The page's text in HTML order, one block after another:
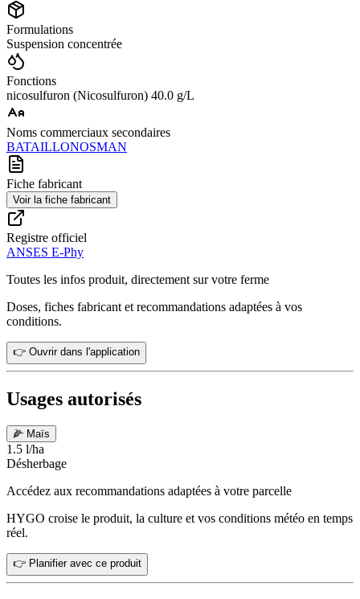
Formulations
Suspension concentrée
Fonctions
nicosulfuron (Nicosulfuron) 40.0 g/L
Noms commerciaux secondaires
BATAILLONOSMAN
Fiche fabricant
Voir la fiche fabricant
Registre officiel
ANSES E-Phy
Toutes les infos produit, directement sur votre ferme
Doses, fiches fabricant et recommandations adaptées à vos
conditions.
👉 Ouvrir dans l'application
Usages autorisés
🌽 Maïs
1.5 l/ha
Désherbage
Accédez aux recommandations adaptées à votre parcelle
HYGO croise le produit, la culture et vos conditions météo en temps
réel.
👉 Planifier avec ce produit